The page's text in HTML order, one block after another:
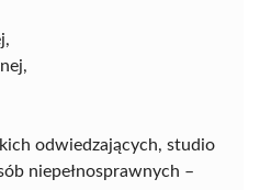
odwiedzających, studio
niepełnosprawnych –